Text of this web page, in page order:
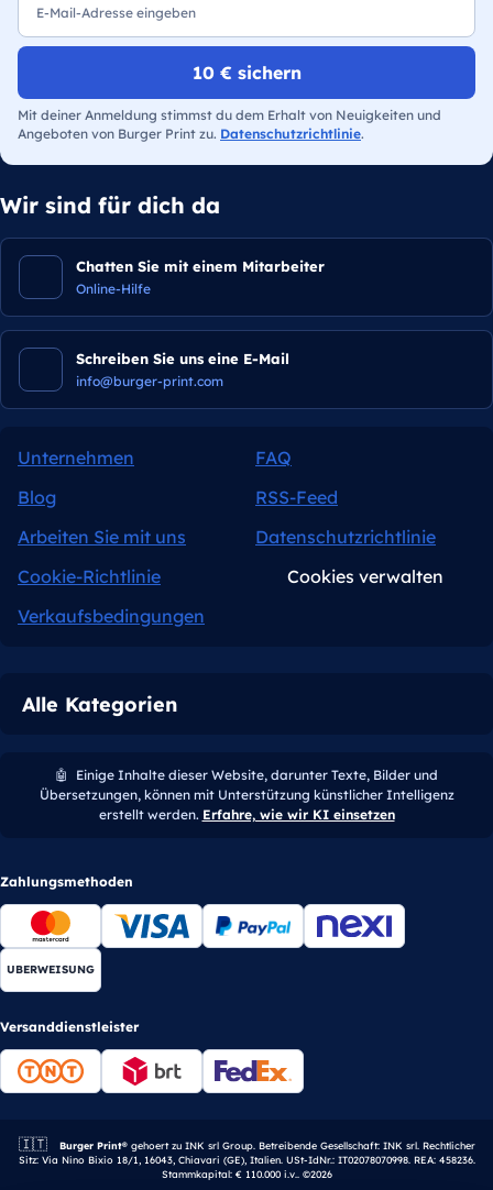
10 € sichern
Mit deiner Anmeldung stimmst du dem Erhalt von Neuigkeiten und
Angeboten von Burger Print zu. Datenschutzrichtlinie.
Wir sind für dich da
Chatten Sie mit einem Mitarbeiter
Online-Hilfe
Schreiben Sie uns eine E-Mail
info@burger-print.com
Unternehmen
FAQ
Blog
RSS-Feed
Arbeiten Sie mit uns
Datenschutzrichtlinie
Cookie-Richtlinie
Cookies verwalten
Verkaufsbedingungen
Alle Kategorien
🤖
Einige Inhalte dieser Website, darunter Texte, Bilder und
Übersetzungen, können mit Unterstützung künstlicher Intelligenz
erstellt werden. Erfahre, wie wir KI einsetzen
Zahlungsmethoden
UBERWEISUNG
Versanddienstleister
🇮🇹 Italienisches Unternehmen.
Burger Print®gehoert zu INK srl Group. Betreibende Gesellschaft: INK srl. Rechtlicher
Sitz: Via Nino Bixio 18/1, 16043, Chiavari (GE), Italien. USt-IdNr.: IT02078070998. REA: 458236.
Stammkapital: € 110.000 i.v.. ©2026